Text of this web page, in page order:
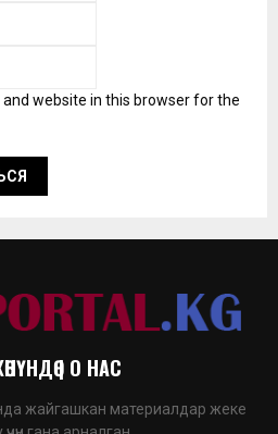
website in this browser for the
| О НАС
жайгашкан материалдар жеке